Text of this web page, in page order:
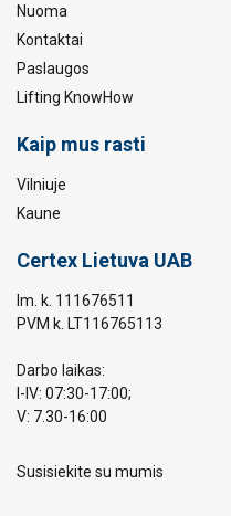
Nuoma
Kontaktai
Paslaugos
Lifting KnowHow
Kaip mus rasti
Vilniuje
Kaune
Certex Lietuva UAB
Im. k. 111676511
PVM k. LT116765113
Darbo laikas:
I-IV: 07:30-17:00;
V: 7.30-16:00
Susisiekite su mumis